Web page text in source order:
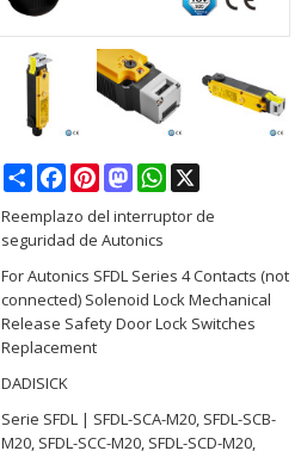
ShareFacebookPinterestMastodonWhatsApp
Reemplazo del interruptor de
seguridad de Autonics
For Autonics SFDL Series 4 Contacts (not
connected) Solenoid Lock Mechanical
Release Safety Door Lock Switches
Replacement
DADISICK
Serie SFDL | SFDL-SCA-M20, SFDL-SCB-
M20, SFDL-SCC-M20, SFDL-SCD-M20,